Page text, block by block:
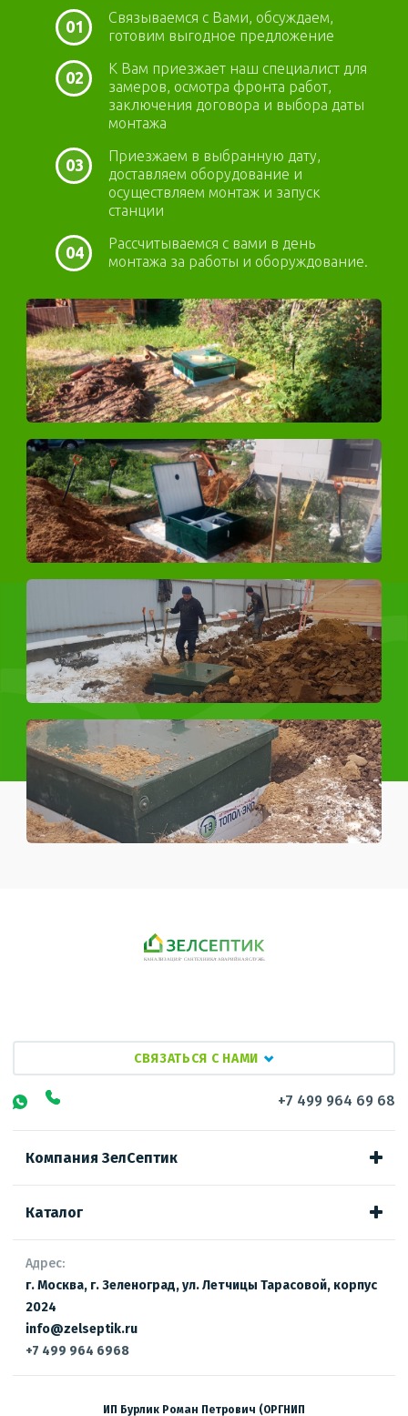
01
Связываемся с Вами, обсуждаем,
готовим выгодное предложение
02
К Вам приезжает наш специалист для
замеров, осмотра фронта работ,
заключения договора и выбора даты
монтажа
03
Приезжаем в выбранную дату,
доставляем оборудование и
осуществляем монтаж и запуск
станции
04
Рассчитываемся с вами в день
монтажа за работы и оборуждование.
СВЯЗАТЬСЯ С НАМИ
+7 499 964 69 68
Компания ЗелСептик
Каталог
Адрес:
г. Москва, г. Зеленоград, ул. Летчицы Тарасовой, корпус
2024
info@zelseptik.ru
+7 499 964 6968
ИП Бурлик Роман Петрович (ОРГНИП